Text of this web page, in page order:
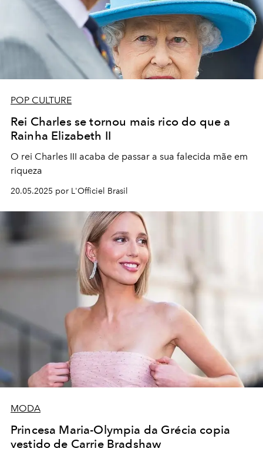
POP CULTURE
Rei Charles se tornou mais rico do que a
Rainha Elizabeth II
O rei Charles III acaba de passar a sua falecida mãe em
riqueza
20.05.2025 por L'Officiel Brasil
MODA
Princesa Maria-Olympia da Grécia copia
vestido de Carrie Bradshaw